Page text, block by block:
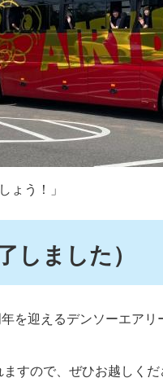
ょう！」
しました）
を迎えるデンソーエア
すので、ぜひお越しくだ